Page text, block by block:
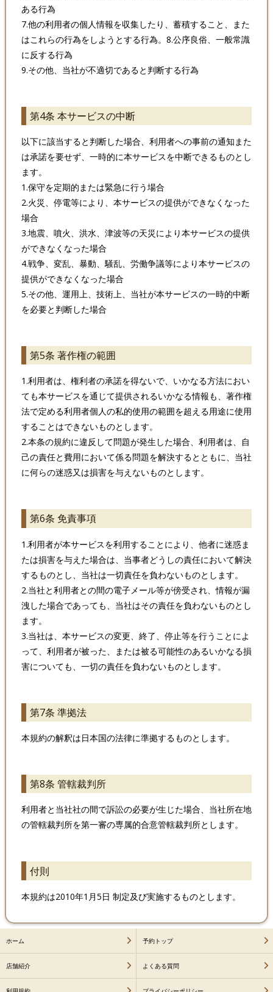
ある行為
7.他の利用者の個人情報を収集したり、蓄積すること、また
はこれらの行為をしようとする行為。8.公序良俗、一般常識
に反する行為
9.その他、当社が不適切であると判断する行為
第4条 本サービスの中断
以下に該当すると判断した場合、利用者への事前の通知また
は承諾を要せず、一時的に本サービスを中断できるものとし
ます。
1.保守を定期的または緊急に行う場合
2.火災、停電等により、本サービスの提供ができなくなった
場合
3.地震、噴火、洪水、津波等の天災により本サービスの提供
ができなくなった場合
4.戦争、変乱、暴動、騒乱、労働争議等により本サービスの
提供ができなくなった場合
5.その他、運用上、技術上、当社が本サービスの一時的中断
を必要と判断した場合
第5条 著作権の範囲
1.利用者は、権利者の承諾を得ないで、いかなる方法におい
ても本サービスを通じて提供されるいかなる情報も、著作権
法で定める利用者個人の私的使用の範囲を超える用途に使用
することはできないものとします。
2.本条の規約に違反して問題が発生した場合、利用者は、自
己の責任と費用において係る問題を解決するとともに、当社
に何らの迷惑又は損害を与えないものとします。
第6条 免責事項
1.利用者が本サービスを利用することにより、他者に迷惑ま
たは損害を与えた場合は、当事者どうしの責任において解決
するものとし、当社は一切責任を負わないものとします。
2.当社と利用者との間の電子メール等が傍受され、情報が漏
洩した場合であっても、当社はその責任を負わないものとし
ます。
3.当社は、本サービスの変更、終了、停止等を行うことによ
って、利用者が被った、または被る可能性のあるいかなる損
害についても、一切の責任を負わないものとします。
第7条 準拠法
本規約の解釈は日本国の法律に準拠するものとします。
第8条 管轄裁判所
利用者と当社社の間で訴訟の必要が生じた場合、当社所在地
の管轄裁判所を第一審の専属的合意管轄裁判所とします。
付則
本規約は2010年1月5日 制定及び実施するものとします。
ホーム 予約トップ
店舗紹介 よくある質問